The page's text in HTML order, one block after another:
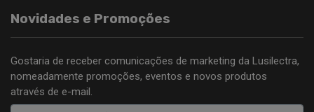
Novidades e Promoções
Gostaria de receber comunicações de marketing da Lusilectra,
nomeadamente promoções, eventos e novos produtos
através de e-mail.